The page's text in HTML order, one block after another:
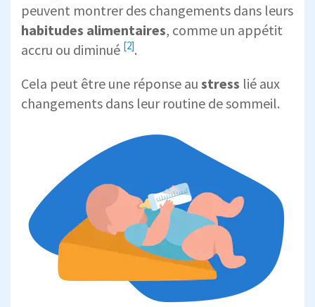
peuvent montrer des changements dans leurs
habitudes alimentaires, comme un appétit
accru ou diminué [2].
Cela peut être une réponse au stress lié aux
changements dans leur routine de sommeil.